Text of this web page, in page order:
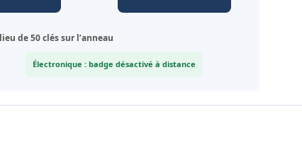
de 50 clés sur l’anneau
Électronique : badge désactivé à distance